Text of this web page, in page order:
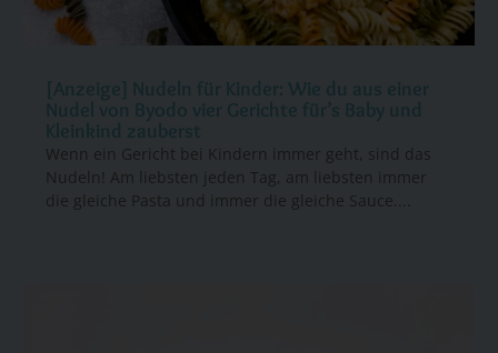
[Anzeige] Nudeln für Kinder: Wie du aus einer
Nudel von Byodo vier Gerichte für’s Baby und
Kleinkind zauberst
Wenn ein Gericht bei Kindern immer geht, sind das
Nudeln! Am liebsten jeden Tag, am liebsten immer
die gleiche Pasta und immer die gleiche Sauce....